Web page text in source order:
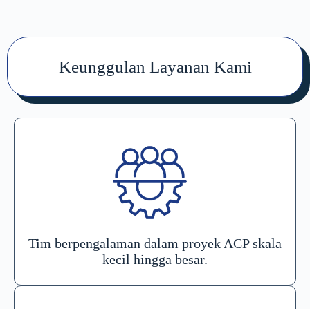
Keunggulan Layanan Kami
Tim berpengalaman dalam proyek ACP skala
kecil hingga besar.